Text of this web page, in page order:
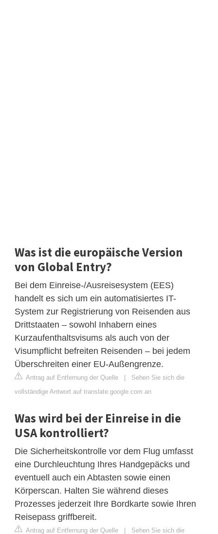
Was ist die europäische Version
von Global Entry?
Bei dem Einreise-/Ausreisesystem (EES)
handelt es sich um ein automatisiertes IT-
System zur Registrierung von Reisenden aus
Drittstaaten – sowohl Inhabern eines
Kurzaufenthaltsvisums als auch von der
Visumpflicht befreiten Reisenden – bei jedem
Überschreiten einer EU-Außengrenze.
Antrag auf Entfernung der Quelle | Sehen Sie sich die
vollständige Antwort auf translate.google.com an
Was wird bei der Einreise in die
USA kontrolliert?
Die Sicherheitskontrolle vor dem Flug umfasst
eine Durchleuchtung Ihres Handgepäcks und
eventuell auch ein Abtasten sowie einen
Körperscan. Halten Sie während dieses
Prozesses jederzeit Ihre Bordkarte sowie Ihren
Reisepass griffbereit.
Antrag auf Entfernung der Quelle | Sehen Sie sich die